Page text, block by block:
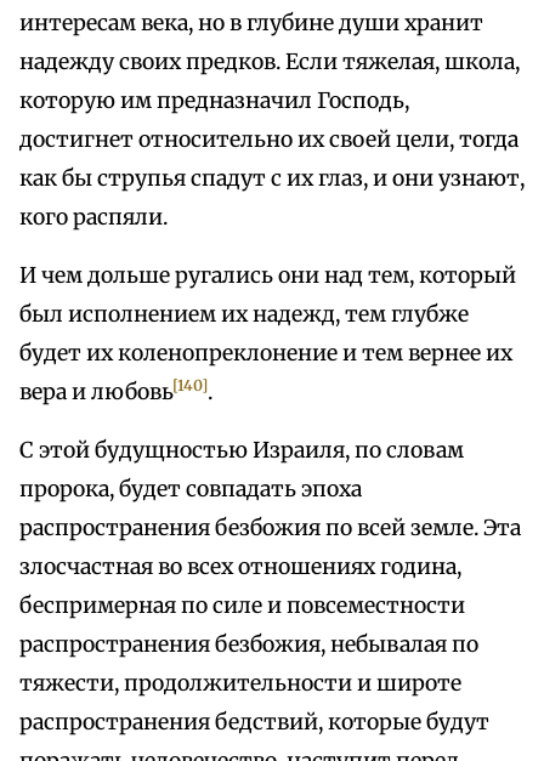
интересам века, но в глубине души хранит
надежду своих предков. Если тяжелая, школа,
которую им предназначил Господь,
достигнет относительно их своей цели, тогда
как бы струпья спадут с их глаз, и они узнают,
кого распяли.
И чем дольше ругались они над тем, который
был исполнением их надежд, тем глубже
будет их коленопреклонение и тем вернее их
вера и любовь[140].
С этой будущностью Израиля, по словам
пророка, будет совпадать эпоха
распространения безбожия по всей земле. Эта
злосчастная во всех отношениях година,
беспримерная по силе и повсеместности
распространения безбожия, небывалая по
тяжести, продолжительности и широте
распространения бедствий, которые будут